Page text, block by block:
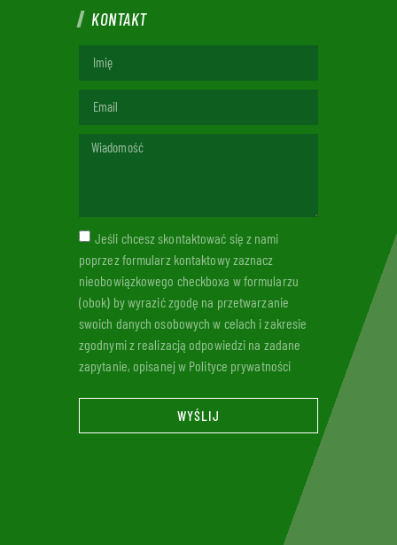
KONTAKT
Jeśli chcesz skontaktować się z nami
poprzez formularz kontaktowy zaznacz
nieobowiązkowego checkboxa w formularzu
(obok) by wyrazić zgodę na przetwarzanie
swoich danych osobowych w celach i zakresie
zgodnymi z realizacją odpowiedzi na zadane
zapytanie, opisanej w Polityce prywatności
WYŚLIJ